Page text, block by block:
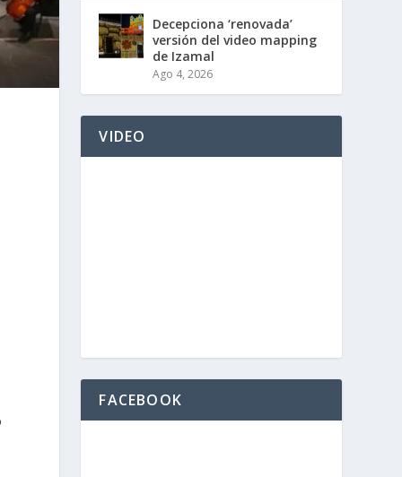
Decepciona ‘renovada’
versión del video mapping
de Izamal
Ago 4, 2026
VIDEO
FACEBOOK